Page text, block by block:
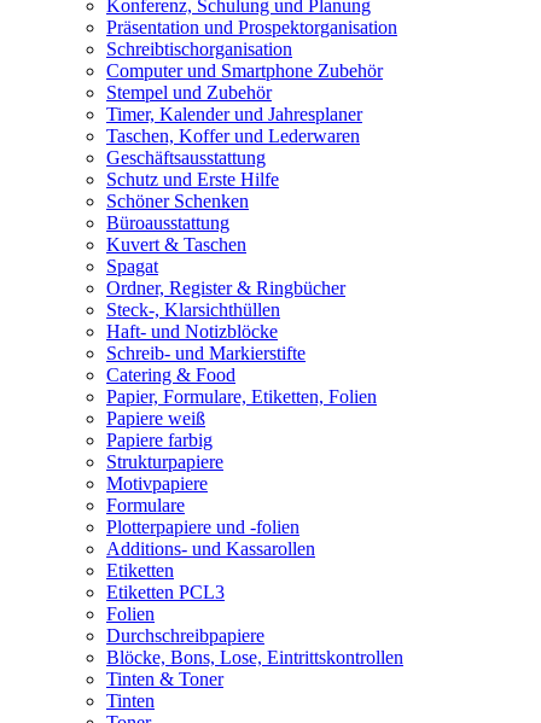
Konferenz, Schulung und Planung
Präsentation und Prospektorganisation
Schreibtischorganisation
Computer und Smartphone Zubehör
Stempel und Zubehör
Timer, Kalender und Jahresplaner
Taschen, Koffer und Lederwaren
Geschäftsausstattung
Schutz und Erste Hilfe
Schöner Schenken
Büroausstattung
Kuvert & Taschen
Spagat
Ordner, Register & Ringbücher
Steck-, Klarsichthüllen
Haft- und Notizblöcke
Schreib- und Markierstifte
Catering & Food
Papier, Formulare, Etiketten, Folien
Papiere weiß
Papiere farbig
Strukturpapiere
Motivpapiere
Formulare
Plotterpapiere und -folien
Additions- und Kassarollen
Etiketten
Etiketten PCL3
Folien
Durchschreibpapiere
Blöcke, Bons, Lose, Eintrittskontrollen
Tinten & Toner
Tinten